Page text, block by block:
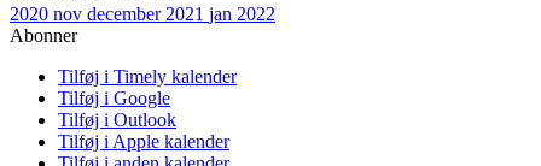
2020 nov december 2021 jan 2022
Abonner
Tilføj i Timely kalender
Tilføj i Google
Tilføj i Outlook
Tilføj i Apple kalender